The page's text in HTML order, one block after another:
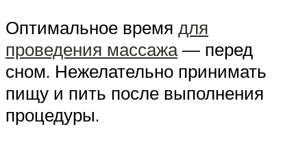
Оптимальное время для
проведения массажа— перед
сном. Нежелательно принимать
пищу и пить после выполнения
процедуры.